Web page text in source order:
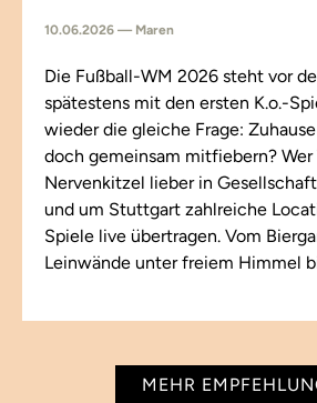
10.06.2026 — Maren
Die Fußball-WM 2026 steht vor
spätestens mit den ersten K.o.-
wieder die gleiche Frage:
doch gemeinsam mitfiebern? Wer
Nervenkitzel lieber in
und um Stuttgart zahlreiche
Spiele live übertragen. Vom
Leinwände unter freiem Himmel
MEHR